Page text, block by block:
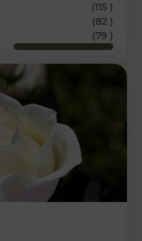
(115 )
(82 )
(79 )